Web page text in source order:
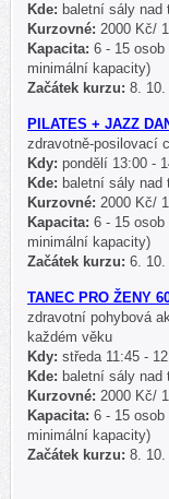
Kde: baletní sály nad
Kurzovné: 2000 Kč/
Kapacita: 6 - 15
minimální kapacity)
Začátek kurzu: 8. 10.
PILATES + JAZZ
zdravotně-posilovací
Kdy: pondělí 13:00 -
Kde: baletní sály nad
Kurzovné: 2000 Kč/
Kapacita: 6 - 15
minimální kapacity)
Začátek kurzu: 6. 10.
TANEC PRO ŽENY
zdravotní pohybová
každém věku
Kdy: středa 11:45 -
Kde: baletní sály nad
Kurzovné: 2000 Kč/
Kapacita: 6 - 15
minimální kapacity)
Začátek kurzu: 8. 10.